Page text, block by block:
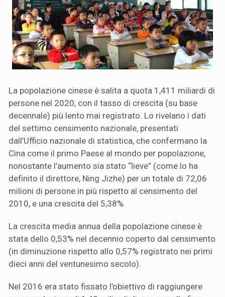
La popolazione cinese è salita a quota 1,411 miliardi di
persone nel 2020, con il tasso di crescita (su base
decennale) più lento mai registrato. Lo rivelano i dati
del settimo censimento nazionale, presentati
dall’Ufficio nazionale di statistica, che confermano la
Cina come il primo Paese al mondo per popolazione,
nonostante l’aumento sia stato “lieve” (come lo ha
definito il direttore, Ning Jizhe) per un totale di 72,06
milioni di persone in più rispetto al censimento del
2010, e una crescita del 5,38%.
La crescita media annua della popolazione cinese è
stata dello 0,53% nel decennio coperto dal censimento
(in diminuzione rispetto allo 0,57% registrato nei primi
dieci anni del ventunesimo secolo).
Nel 2016 era stato fissato l’obiettivo di raggiungere